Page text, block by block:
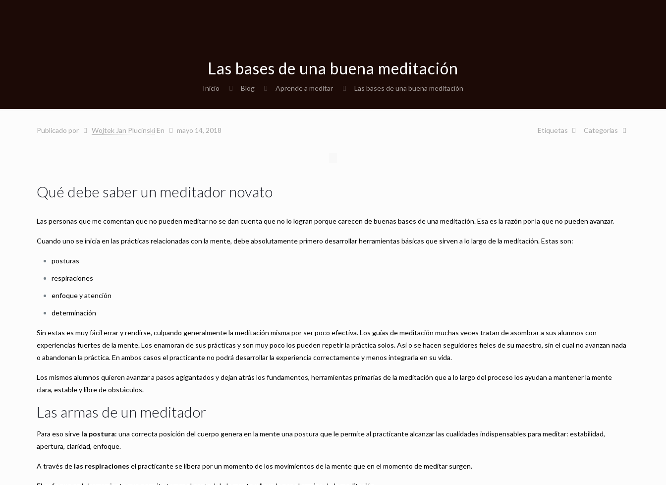
Las bases de una buena meditación
Inicio Blog Aprende a meditar Las bases de una buena meditación
Publicado por Wojtek Jan Plucinski En mayo 14, 2018 Categorías
Etiquetas
Qué debe saber un meditador novato
Las personas que me comentan que no pueden meditar no se dan cuenta que no lo logran porque carecen de buenas bases de una meditación. Esa es la razón por la que no pueden avanzar.
Cuando uno se inicia en las prácticas relacionadas con la mente, debe absolutamente primero desarrollar herramientas básicas que sirven a lo largo de la meditación. Estas son:
posturas
respiraciones
enfoque y atención
determinación
Sin estas es muy fácil errar y rendirse, culpando generalmente la meditación misma por ser poco efectiva. Los guías de meditación muchas veces tratan de asombrar a sus alumnos con
experiencias fuertes de la mente. Los enamoran de sus prácticas y son muy poco los pueden repetir la práctica solos. Así o se hacen seguidores fieles de su maestro, sin el cual no avanzan nada
o abandonan la práctica. En ambos casos el practicante no podrá desarrollar la experiencia correctamente y menos integrarla en su vida.
Los mismos alumnos quieren avanzar a pasos agigantados y dejan atrás los fundamentos, herramientas primarias de la meditación que a lo largo del proceso los ayudan a mantener la mente
clara, estable y libre de obstáculos.
Las armas de un meditador
Para eso sirve la postura: una correcta posición del cuerpo genera en la mente una postura que le permite al practicante alcanzar las cualidades indispensables para meditar: estabilidad,
apertura, claridad, enfoque.
A través de las respiraciones el practicante se libera por un momento de los movimientos de la mente que en el momento de meditar surgen.